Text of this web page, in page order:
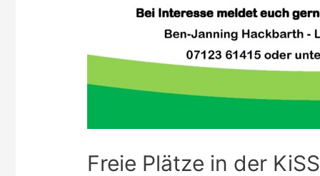
Freie Plätze in der KiSS